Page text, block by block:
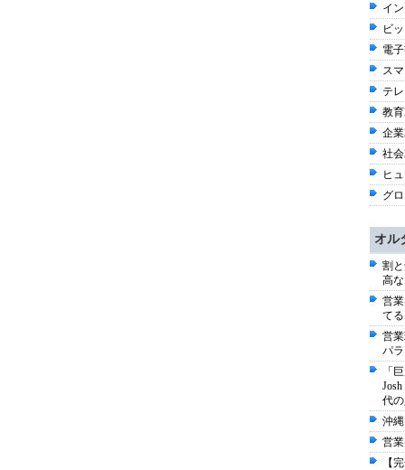
イ
ビ
電
ス
テ
教
企
社
ヒ
グ
オル
割
高
営
てる
営
パ
「
代
沖
営
【